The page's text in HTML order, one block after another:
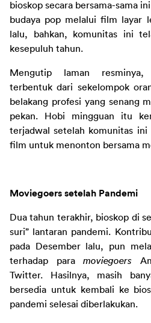
bioskop secara bersama-sama
budaya pop melalui film layar
lalu, bahkan, komunitas ini
kesepuluh tahun.
Mengutip laman resminya,
terbentuk dari sekelompok
belakang profesi yang senang
pekan. Hobi mingguan itu
terjadwal setelah komunitas ini
film untuk menonton bersama
Moviegoers setelah Pandemi
Dua tahun terakhir, bioskop di
suri” lantaran pandemi.
pada Desember lalu, pun
terhadap para moviegoers
Twitter. Hasilnya, masih
bersedia untuk kembali ke
pandemi selesai diberlakukan.